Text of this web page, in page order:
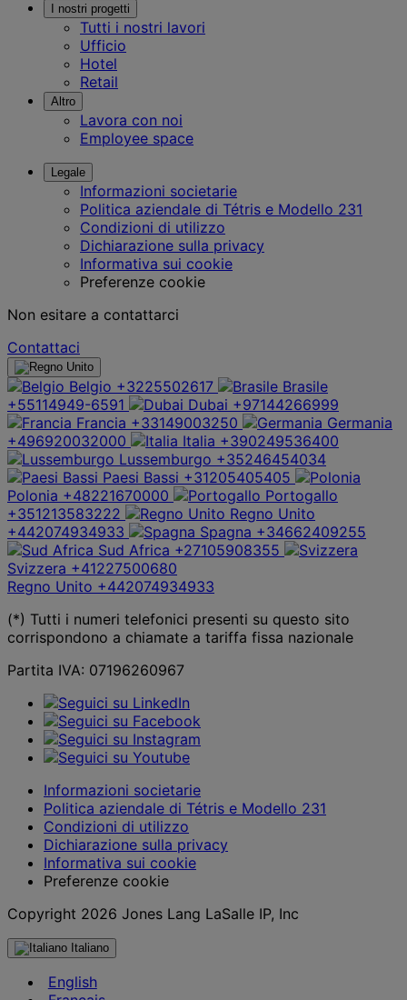
I nostri progetti
Tutti i nostri lavori
Ufficio
Hotel
Retail
Altro
Lavora con noi
Employee space
Legale
Informazioni societarie
Politica aziendale di Tétris e Modello 231
Condizioni di utilizzo
Dichiarazione sulla privacy
Informativa sui cookie
Preferenze cookie
Non esitare a contattarci
Contattaci
Belgio +3225502617
Brasile
+55114949-6591
Dubai +97144266999
Francia +33149003250
Germania
+496920032000
Italia +390249536400
Lussemburgo +35246454034
Paesi Bassi +31205405405
Polonia +48221670000
Portogallo
+351213583222
Regno Unito
+442074934933
Spagna +34662409255
Sud Africa +27105908355
Svizzera +41227500680
Regno Unito +442074934933
(*) Tutti i numeri telefonici presenti su questo sito
corrispondono a chiamate a tariffa fissa nazionale
Partita IVA: 07196260967
Informazioni societarie
Politica aziendale di Tétris e Modello 231
Condizioni di utilizzo
Dichiarazione sulla privacy
Informativa sui cookie
Preferenze cookie
Copyright 2026 Jones Lang LaSalle IP, Inc
Italiano
English